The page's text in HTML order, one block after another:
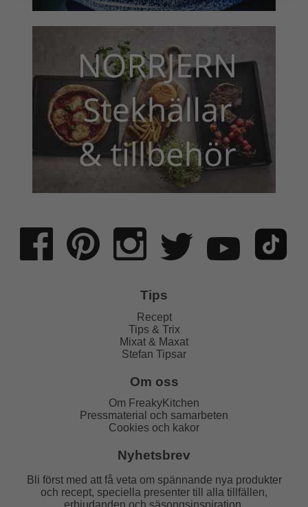
Tips
Recept
Tips & Trix
Mixat & Maxat
Stefan Tipsar
Om oss
Om FreakyKitchen
Pressmaterial och samarbeten
Cookies och kakor
Nyhetsbrev
Bli först med att få veta om spännande nya produkter
och recept, speciella presenter till alla tillfällen,
erbjudanden och säsongsinspiration.